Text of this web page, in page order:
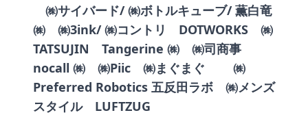
㈱サイバード/ ㈱ボトルキューブ/ 薫白竜
㈱ ㈱3ink/ ㈱コントリ DOTWORKS ㈱
TATSUJIN Tangerine ㈱ ㈱司商事
nocall ㈱ ㈱Piic ㈱まぐまぐ ㈱
Preferred Robotics 五反田ラボ ㈱メンズ
スタイル LUFTZUG